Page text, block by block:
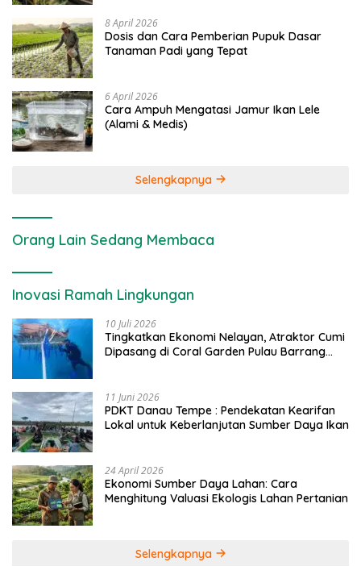
8 April 2026
Dosis dan Cara Pemberian Pupuk Dasar
Tanaman Padi yang Tepat
6 April 2026
Cara Ampuh Mengatasi Jamur Ikan Lele
(Alami & Medis)
Selengkapnya
Orang Lain Sedang Membaca
Inovasi Ramah Lingkungan
10 Juli 2026
Tingkatkan Ekonomi Nelayan, Atraktor Cumi
Dipasang di Coral Garden Pulau Barrang
11 Juni 2026
PDKT Danau Tempe : Pendekatan Kearifan
Lokal untuk Keberlanjutan Sumber Daya Ikan
24 April 2026
Ekonomi Sumber Daya Lahan: Cara
Menghitung Valuasi Ekologis Lahan Pertanian
Selengkapnya